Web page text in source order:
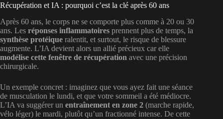
Récupération et IA : pourquoi c’est la clé après 60 ans
Après 60 ans, le corps ne se comporte plus comme à 20 ou 30
ans. Les réponses inflammatoires prennent plus de temps, la
synthèse protéique ralentit, et surtout, le risque de blessure
augmente. L’IA devient alors un allié précieux car elle
modélise cette fenêtre de récupération avec une précision
chirurgicale.
Un exemple concret : imaginez que vous ayez fait une séance
de musculation le lundi, et que votre sommeil a été médiocre.
L’IA va suggérer un entraînement en zone 2 (marche rapide,
vélo léger) le mardi, plutôt qu’un fractionné intense. De cette